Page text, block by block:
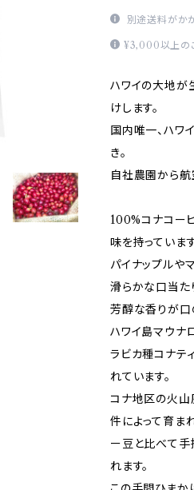
別途送料がか
¥3,000以上の
ハワイの大地が
けします。
国内唯一、ハワ
き。
自社農園から航
100%コナコー
味を持っています
パイナップルや
滑らかな口当た
芳醇な香りが口
ハワイ島マウナ
ラビカ種コナ
れています。
コナ地区の火山
件によって育ま
ー豆と比べて手
れます。